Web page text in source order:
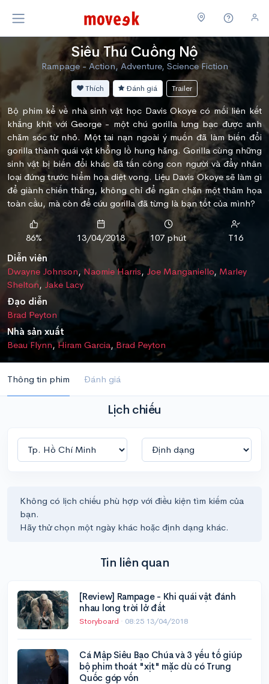
Siêu Thú Cuồng Nộ
Rampage - Action, Adventure, Science Fiction
Thích Đánh giá Trailer
Bộ phim kể về nhà sinh vật học Davis Okoye có mối liên kết
khắng khít với George - một chú gorilla lưng bạc được anh
chăm sóc từ nhỏ. Một tai nạn ngoài ý muốn đã làm biến đổi
gorilla thành quái vật khổng lồ hung hăng. Gorilla cùng những
sinh vật bị biến đổi khác đã tấn công con người và đẩy nhân
loại đứng trước hiểm họa diệt vong. Liệu Davis Okoye sẽ làm gì
để giành chiến thắng, không chỉ để ngăn chặn một thảm họa
toàn cầu, mà còn để cứu gorilla đã từng là bạn tốt của mình?
86% 13/04/2018 107 phút
T16
Diễn viên
Dwayne Johnson, Naomie Harris, Joe Manganiello, Marley
Shelton, Jake Lacy
Đạo diễn
Brad Peyton
Nhà sản xuất
Beau Flynn,Hiram Garcia, Brad Peyton
Thông tin phim Đánh giá
Lịch chiếu
Không có lịch chiếu phù hợp với điều kiện tìm kiếm của
bạn.
Hãy thử chọn một ngày khác hoặc định dạng khác.
Tin liên quan
[Review] Rampage - Khi quái vật đánh
nhau long trời lở đất
Storyboard · 08:25 13/04/2018
Cá Mập Siêu Bạo Chúa và 3 yếu tố giúp
bộ phim thoát "xịt" mặc dù có Trung
Quốc góp vốn